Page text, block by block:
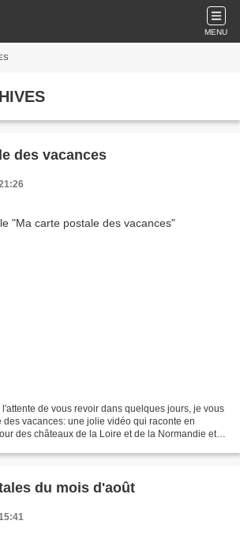
MENU
des vacances
de vous revoir dans quelques jours, je vous
des vacances: une jolie vidéo qui raconte en
des châteaux de la Loire et de la Normandie et
du mois d'août